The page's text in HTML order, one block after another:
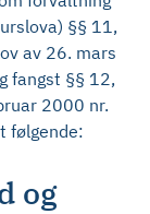
§§ 11,
av 26. mars
fangst §§ 12,
2000 nr.
følgende:
og